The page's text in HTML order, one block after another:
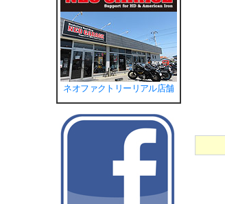
ネオファクトリーリアル店舗